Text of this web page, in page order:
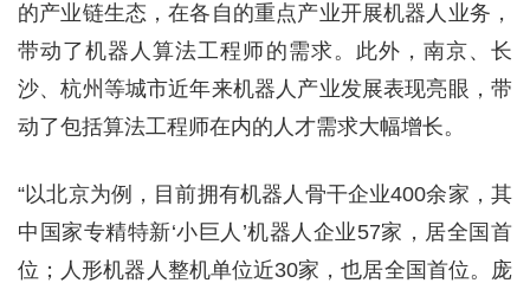
的产业链生态，在各自的重点产业开展机器人业务，
带动了机器人算法工程师的需求。此外，南京、长
沙、杭州等城市近年来机器人产业发展表现亮眼，带
动了包括算法工程师在内的人才需求大幅增长。
“以北京为例，目前拥有机器人骨干企业400余家，其
中国家专精特新‘小巨人’机器人企业57家，居全国首
位；人形机器人整机单位近30家，也居全国首位。庞